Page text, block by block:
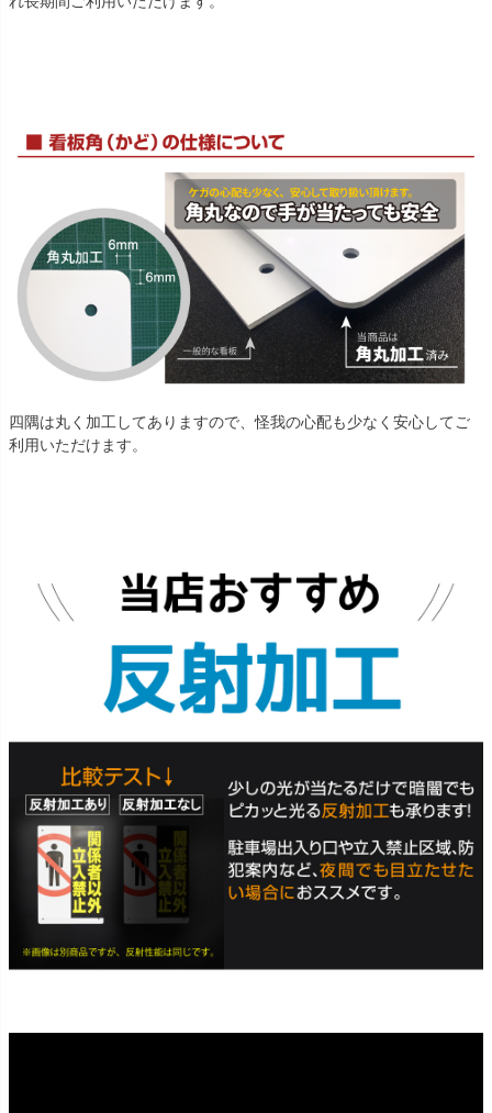
四隅は丸く加工してありますので、怪我の心配も少なく安心してご
利用いただけます。